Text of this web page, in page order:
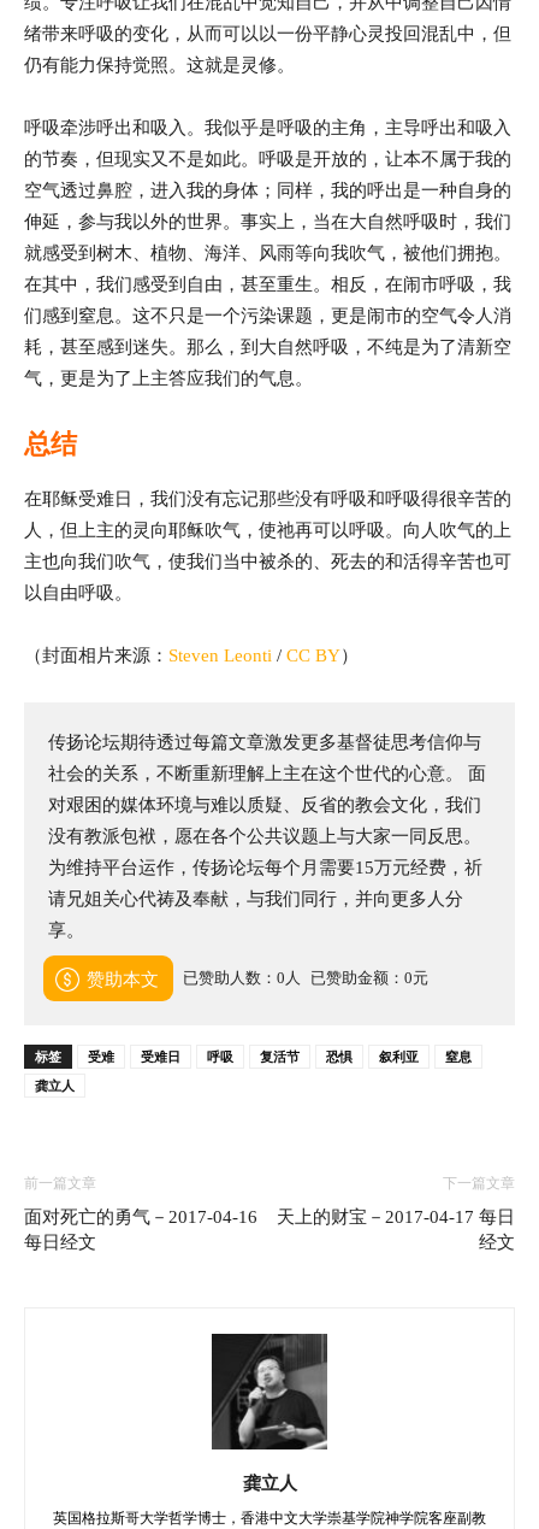
绪带来呼吸的变化，从而可以以一份平静心灵投回混乱中，但
仍有能力保持觉照。这就是灵修。
呼吸牵涉呼出和吸入。我似乎是呼吸的主角，主导呼出和吸入
的节奏，但现实又不是如此。呼吸是开放的，让本不属于我的
空气透过鼻腔，进入我的身体；同样，我的呼出是一种自身的
伸延，参与我以外的世界。事实上，当在大自然呼吸时，我们
就感受到树木、植物、海洋、风雨等向我吹气，被他们拥抱。
在其中，我们感受到自由，甚至重生。相反，在闹市呼吸，我
们感到窒息。这不只是一个污染课题，更是闹市的空气令人消
耗，甚至感到迷失。那么，到大自然呼吸，不纯是为了清新空
气，更是为了上主答应我们的气息。
总结
在耶稣受难日，我们没有忘记那些没有呼吸和呼吸得很辛苦的
人，但上主的灵向耶稣吹气，使祂再可以呼吸。向人吹气的上
主也向我们吹气，使我们当中被杀的、死去的和活得辛苦也可
以自由呼吸。
（封面相片来源： Steven Leonti / CC BY）
传扬论坛期待透过每篇文章激发更多基督徒思考信仰与
社会的关系，不断重新理解上主在这个世代的心意。 面
对艰困的媒体环境与难以质疑、反省的教会文化，我们
没有教派包袱，愿在各个公共议题上与大家一同反思。
为维持平台运作，传扬论坛每个月需要15万元经费，祈
请兄姐关心代祷及奉献，与我们同行，并向更多人分
享。
赞助本文 已赞助人数：0人 已赞助金额：0元
标签 受难 受难日 呼吸 复活节 恐惧 叙利亚
窒息
龚立人
前一篇文章
面对死亡的勇气－2017-04-16
每日经文
下一篇文章
天上的财宝－2017-04-17 每日
经文
龚立人
英国格拉斯哥大学哲学博士，香港中文大学崇基学院神学院客座副教